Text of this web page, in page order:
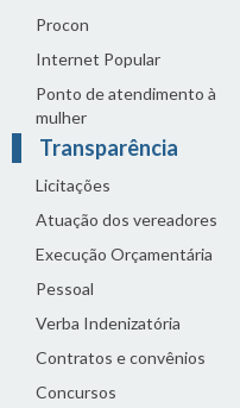
Procon
Internet Popular
Ponto de atendimento à
mulher
Transparência
Licitações
Atuação dos vereadores
Execução Orçamentária
Pessoal
Verba Indenizatória
Contratos e convênios
Concursos